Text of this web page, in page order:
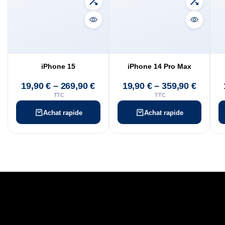
Achat rapide
iPhone 15
19,90€ – 269,90€
TTC
Achat rapide
iPhone 14 Pro Max
19,90 €–359,90 €
TTC